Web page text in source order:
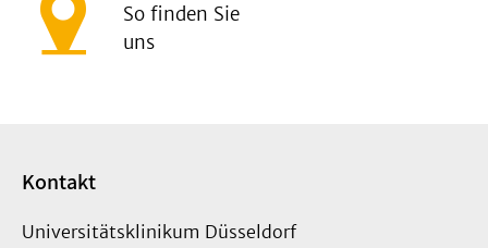
So finden Sie
uns
Kontakt
Universitätsklinikum Düsseldorf